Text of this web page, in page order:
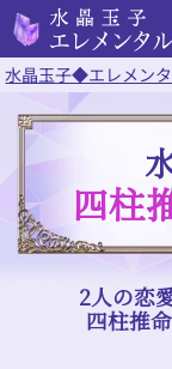
水晶玉子◆エレメン
四柱
2人の恋
四柱推